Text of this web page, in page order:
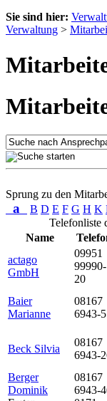
Sie sind hier:
Verwaltung >
Sprung zu den
a B D E F G H K
Telefonliste
Name
actago
GmbH
09951
99990-
20
Baier
Marianne
08167
6943-
Beck Silvia
08167
6943-
Berger
Dominik
08167
6943-